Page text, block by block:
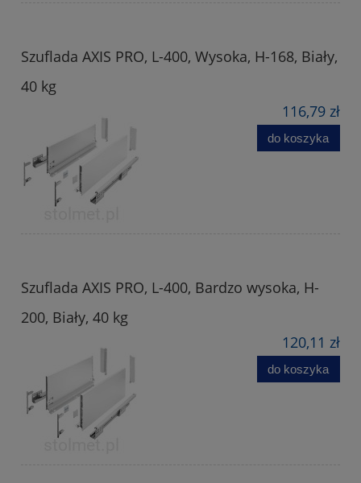
Szuflada AXIS PRO, L-400, Wysoka, H-168, Biały,
40 kg
116,79 zł
do koszyka
Szuflada AXIS PRO, L-400, Bardzo wysoka, H-
200, Biały, 40 kg
120,11 zł
do koszyka